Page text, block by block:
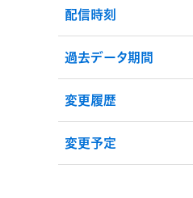
配信時刻
過去データ期間
変更履歴
変更予定